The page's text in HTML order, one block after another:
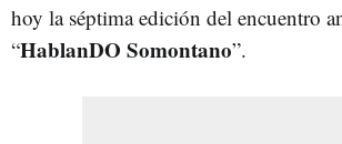
hoy la séptima edición del encuentro
“HablanDO Somontano”.